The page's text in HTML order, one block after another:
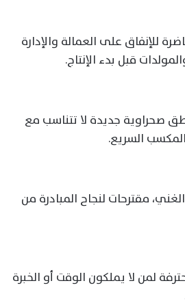
للإنفاق على العمالة والإدارة
قبل بدء الإنتاج.
صحراوية جديدة لا تتناسب مع
السريع.
مقترحات لنجاح المبادرة من
لمن لا يملكون الوقت أو الخبرة